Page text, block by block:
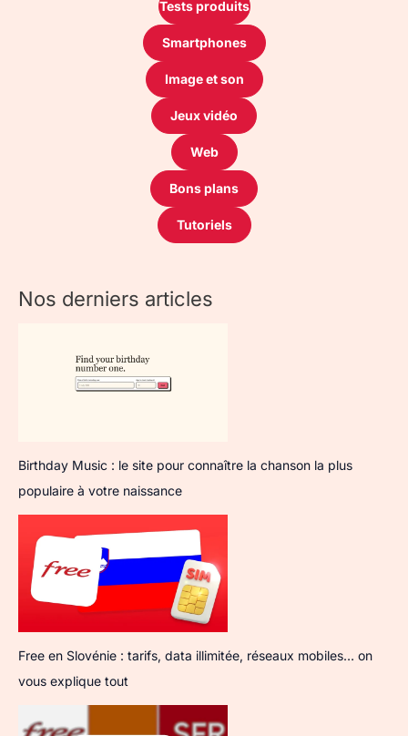
Tests produits
Smartphones
Image et son
Jeux vidéo
Web
Bons plans
Tutoriels
Nos derniers articles
Birthday Music : le site pour connaître la chanson la plus
populaire à votre naissance
Free en Slovénie : tarifs, data illimitée, réseaux mobiles… on
vous explique tout